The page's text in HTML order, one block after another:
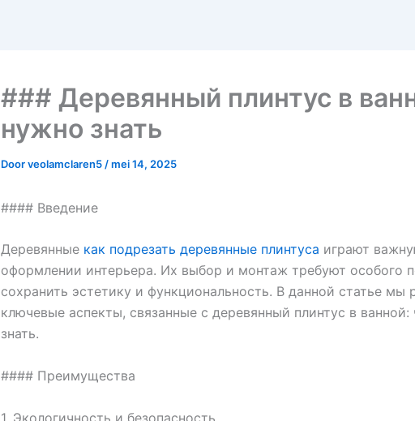
### Деревянный плинтус в
нужно знать
Doorveolamclaren5 /mei 14, 2025
#### Введение
Деревянные как подрезать деревянные плинтуса играют
оформлении интерьера. Их выбор и монтаж требуют особого
сохранить эстетику и функциональность. В данной статье мы
ключевые аспекты, связанные с деревянный плинтус в ванной:
знать.
#### Преимущества
1. Экологичность и безопасность.